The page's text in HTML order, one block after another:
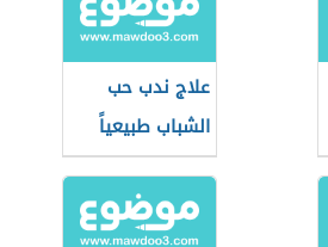
علاج ندب حب
الشباب طبيعياً